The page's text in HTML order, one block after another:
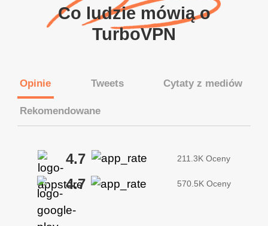
Co ludzie mówią o
TurboVPN
Opinie Tweets Cytaty z mediów
Rekomendowane
4.7 211.3K Oceny
4.7 570.5K Oceny